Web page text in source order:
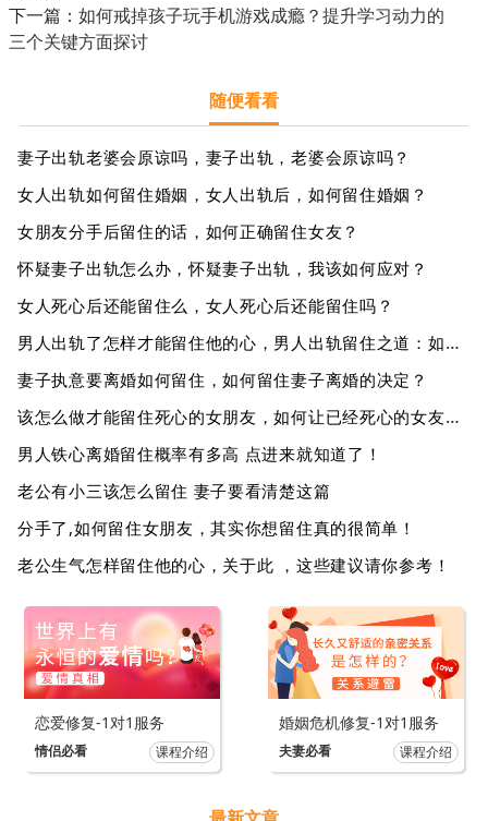
下一篇： 如何戒掉孩子玩手机游戏成瘾？提升学习动力的
三个关键方面探讨
随便看看
妻子出轨老婆会原谅吗，妻子出轨，老婆会原谅吗？
女人出轨如何留住婚姻，女人出轨后，如何留住婚姻？
女朋友分手后留住的话，如何正确留住女友？
怀疑妻子出轨怎么办，怀疑妻子出轨，我该如何应对？
女人死心后还能留住么，女人死心后还能留住吗？
男人出轨了怎样才能留住他的心，男人出轨留住之道：如何重新赢得他的爱？
妻子执意要离婚如何留住，如何留住妻子离婚的决定？
该怎么做才能留住死心的女朋友，如何让已经死心的女友回心转意？
男人铁心离婚留住概率有多高 点进来就知道了！
老公有小三该怎么留住 妻子要看清楚这篇
分手了,如何留住女朋友，其实你想留住真的很简单！
老公生气怎样留住他的心，关于此 ，这些建议请你参考！
恋爱修复-1对1服务
情侣必看 课程介绍
婚姻危机修复-1对1服务
夫妻必看 课程介绍